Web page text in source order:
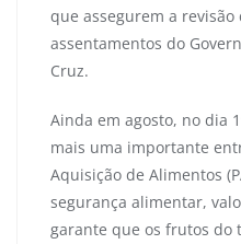
que assegurem a revisão
assentamentos do
Cruz.
Ainda em agosto, no dia
mais uma importante
Aquisição de Alimentos
segurança alimentar,
garante que os frutos do